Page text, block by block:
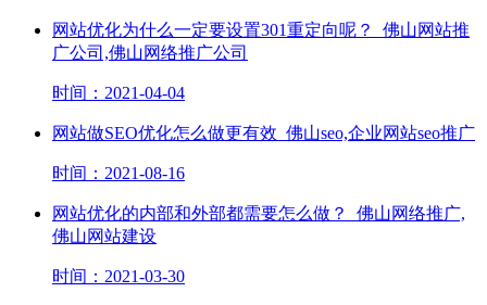
网站优化为什么一定要设置301重定向呢？_佛山网站推
广公司,佛山网络推广公司
时间：2021-04-04
网站做SEO优化怎么做更有效_佛山seo,企业网站seo推广
时间：2021-08-16
网站优化的内部和外部都需要怎么做？_佛山网络推广,
佛山网站建设
时间：2021-03-30